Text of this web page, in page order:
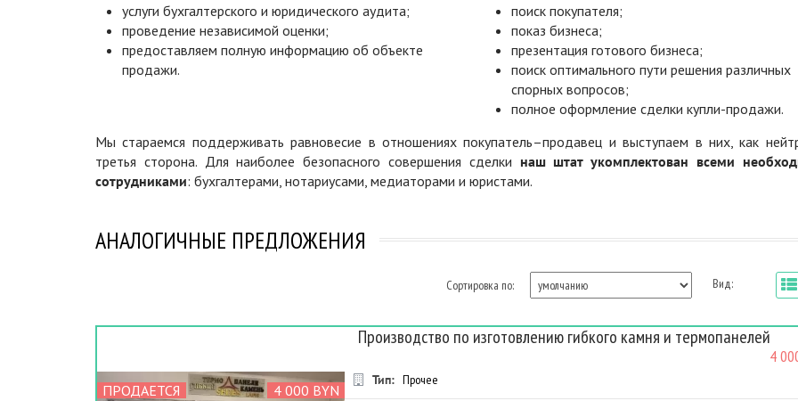
услуги бухгалтерского и юридического аудита;
проведение независимой оценки;
предоставляем полную информацию об объекте
продажи.
поиск покупателя;
показ бизнеса;
презентация готового бизнеса;
поиск оптимального пути решения различных
спорных вопросов;
полное оформление сделки купли-продажи.
Мы стараемся поддерживать равновесие в отношениях покупатель–продавец и выступаем в них, как
третья сторона. Для наиболее безопасного совершения сделки наш штат укомплектован всеми
сотрудниками: бухгалтерами, нотариусами, медиаторами и юристами.
АНАЛОГИЧНЫЕ ПРЕДЛОЖЕНИЯ
Сортировка по: Вид:
ПРОДАЕТСЯ 4 000 BYN
Производство по изготовлению гибкого камня и термопанелей
4
Тип: Прочее